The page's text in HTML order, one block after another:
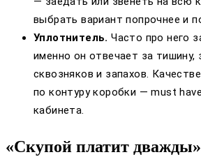
выбрать вариант попрочнее и
Уплотнитель. Часто про него
именно он отвечает за тишину,
сквозняков и запахов.
по контуру коробки — must
кабинета.
«Скупой платит